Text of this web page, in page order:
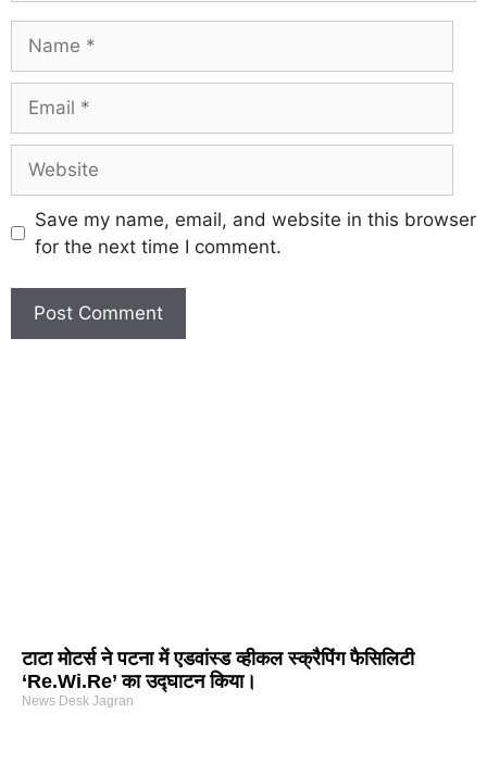
Save my name, email, and website in this browser
for the next time I comment.
टाटा मोटर्स ने पटना में एडवांस्ड व्हीकल स्क्रैपिंग फैसिलिटी
‘Re.Wi.Re’ का उद्घाटन किया।
News Desk Jagran